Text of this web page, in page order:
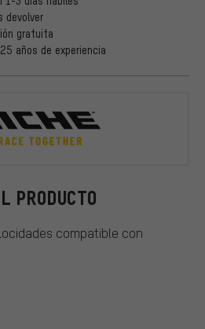
PRODUCTO
compatible con
devolver
gratuita
años de experiencia